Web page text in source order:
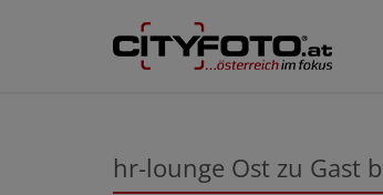
hr-lounge Ost zu Gast